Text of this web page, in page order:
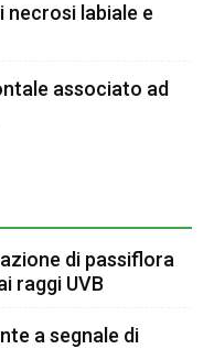
necrosi labiale e
associato ad
di passiflora
raggi UVB
a segnale di